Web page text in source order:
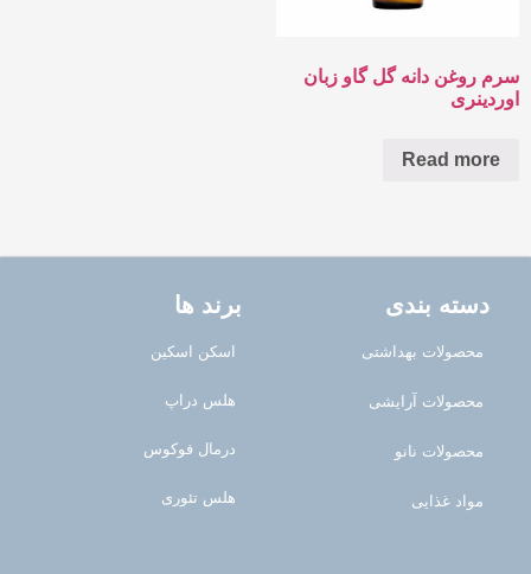
سرم روغن دانه گل گاو زبان
اوردینری
Read more
دسته بندی
محصولات بهداشتی
محصولات آرایشی
محصولات نانو
مواد غذایی
برند ها
اسکن اسکین
هلس دراپ
درمال فوکوس
هلس تئوری